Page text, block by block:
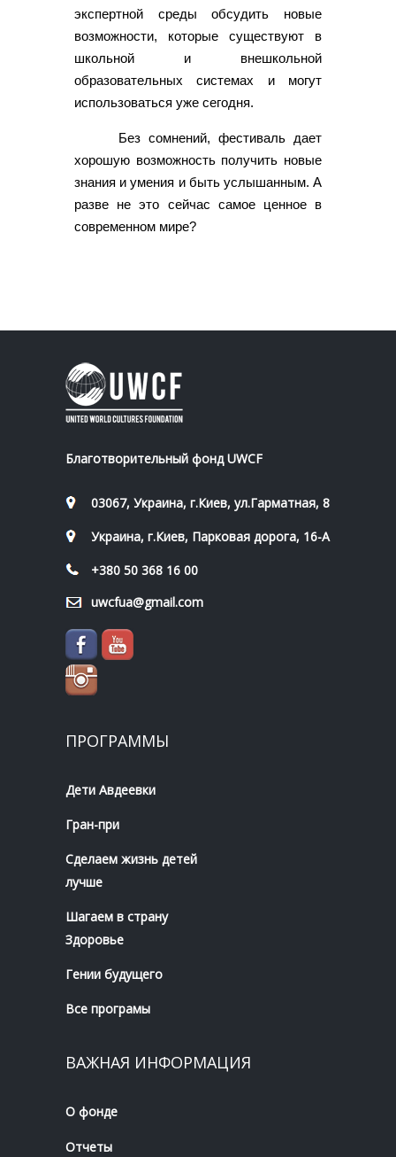
экспертной среды обсудить новые
возможности, которые существуют в
школьной и внешкольной
образовательных системах и могут
использоваться уже сегодня.
Без сомнений, фестиваль дает
хорошую возможность получить новые
знания и умения и быть услышанным. А
разве не это сейчас самое ценное в
современном мире?
Благотворительный фонд UWCF
03067, Украина, г.Киев, ул.Гарматная, 8
Украина, г.Киев, Парковая дорога, 16-А
+380 50 368 16 00
uwcfua@gmail.com
ПРОГРАММЫ
Дети Авдеевки
Гран-при
Сделаем жизнь детей
лучше
Шагаем в страну
Здоровье
Гении будущего
Все програмы
ВАЖНАЯ ИНФОРМАЦИЯ
О фонде
Отчеты